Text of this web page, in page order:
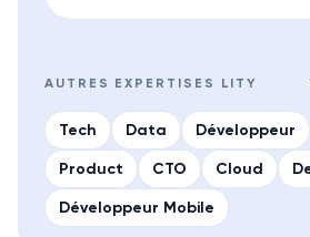
AUTRES EXPERTISES LITY
Tech Data Développeur
Product CTO Cloud
Développeur Mobile